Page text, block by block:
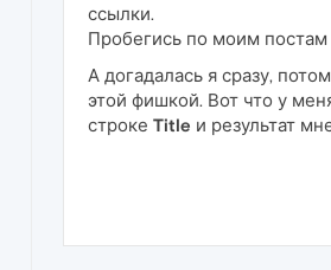
ссылки.
Пробегись по моим постам
А догадалась я сразу,
этой фишкой. Вот что у
строке Title и результат